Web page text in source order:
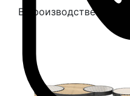
В производстве